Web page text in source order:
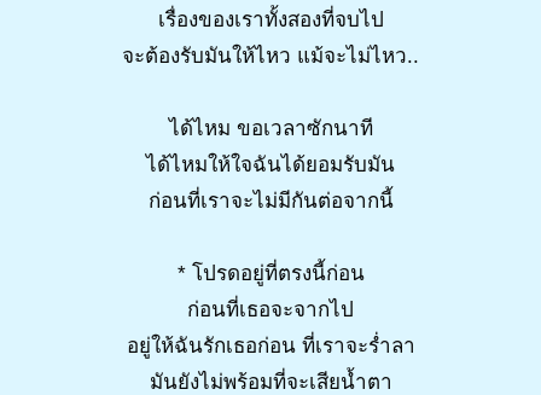
เรื่องของเราทั้งสองที่จบไป
จะต้องรับมันให้ไหว แม้จะไม่ไหว..
ได้ไหม ขอเวลาซักนาที
ได้ไหมให้ใจฉันได้ยอมรับมัน
ก่อนที่เราจะไม่มีกันต่อจากนี้
* โปรดอยู่ที่ตรงนี้ก่อน
ก่อนที่เธอจะจากไป
อยู่ให้ฉันรักเธอก่อน ที่เราจะร่ำลา
มันยังไม่พร้อมที่จะเสียน้ำตา